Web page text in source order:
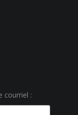
courriel :